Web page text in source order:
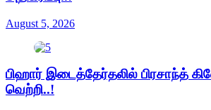
August 5, 2026
பிஹார் இடைத்தேர்தலில் பிரசாந்த்
வெற்றி..!